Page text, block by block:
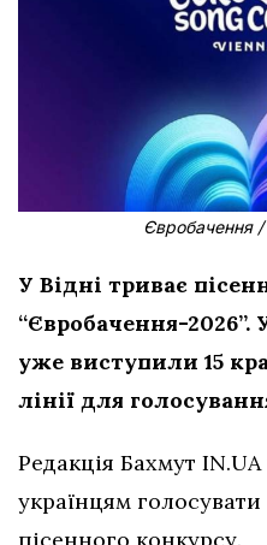
Євробачення /
У Відні триває
“Євробачення-
уже виступили 15
лінії для
Редакція Бахмут
українцям
пісенного конкурсу.